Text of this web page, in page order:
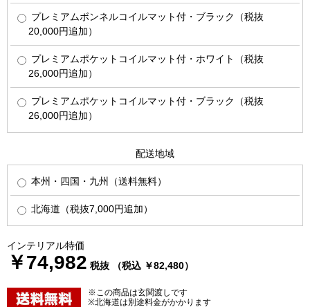
プレミアムボンネルコイルマット付・ブラック（税抜
20,000円追加）
プレミアムポケットコイルマット付・ホワイト（税抜
26,000円追加）
プレミアムポケットコイルマット付・ブラック（税抜
26,000円追加）
配送地域
本州・四国・九州（送料無料）
北海道（税抜7,000円追加）
インテリアル特価
￥74,982 税抜 （税込 ￥82,480）
※この商品は玄関渡しです
※北海道は別途料金がかかります